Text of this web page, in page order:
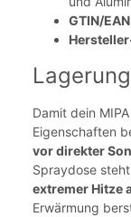
GTIN/
Damit dein
Eigenschaften
vor direkter
Spraydose
extremer Hitze
Erwärmung